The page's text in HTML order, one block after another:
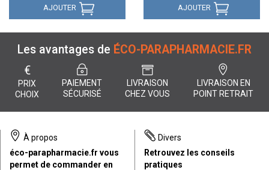
AJOUTER AJOUTER
Les avantages de ÉCO-PARAPHARMACIE.FR
€
PRIX
CHOIX
PAIEMENT
SÉCURISÉ
LIVRAISON
CHEZ VOUS
LIVRAISON EN
POINT RETRAIT
À propos
éco-parapharmacie.fr vous
permet de commander en
Divers
Retrouvez les conseils
pratiques